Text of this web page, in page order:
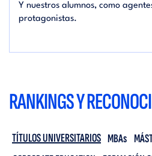
Y nuestros alumnos, como
protagonistas.
RANKINGS Y
TÍTULOS UNIVERSITARIOS MBAs